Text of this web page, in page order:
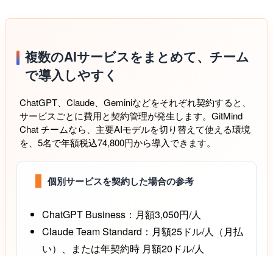
複数のAIサービスをまとめて、チーム
で導入しやすく
ChatGPT、Claude、Geminiなどをそれぞれ契約すると、
サービスごとに費用と契約管理が発生します。GitMind
Chat チームなら、主要AIモデルを切り替えて使える環境
を、5名で年額税込74,800円から導入できます。
個別サービスを契約した場合の参考
ChatGPT Business：月額3,050円/人
Claude Team Standard：月額25ドル/人（月払
い）、または年契約時 月額20ドル/人